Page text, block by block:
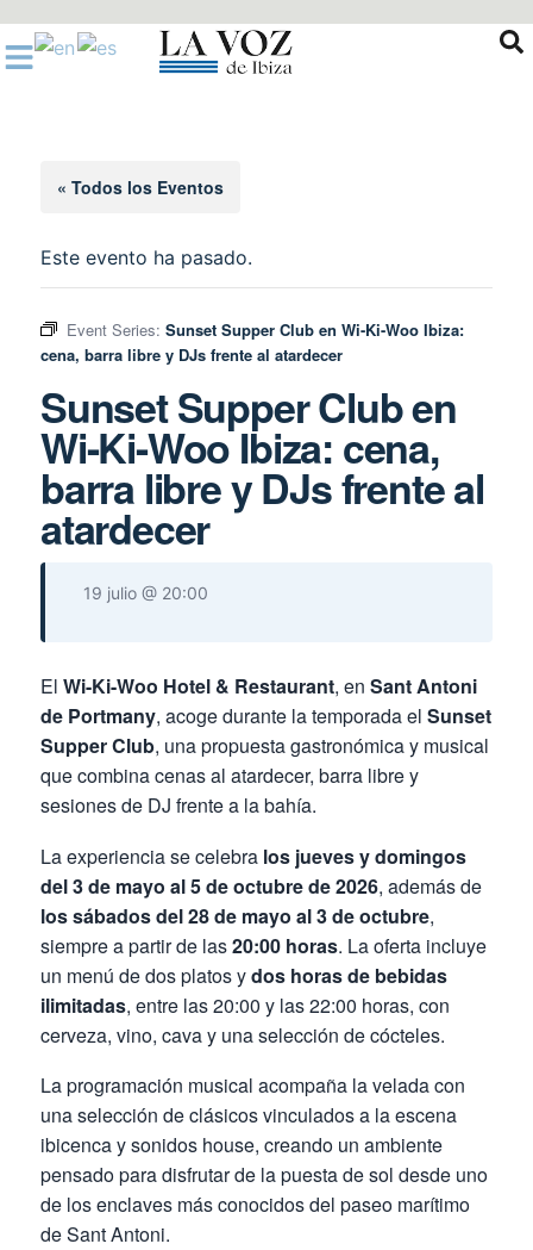
al
contenido
« Todos los Eventos
Este evento ha pasado.
Event Series: Sunset Supper Club en Wi-Ki-Woo Ibiza:
cena, barra libre y DJs frente al atardecer
Sunset Supper Club en
Wi-Ki-Woo Ibiza: cena,
barra libre y DJs frente al
atardecer
19 julio @ 20:00
El Wi-Ki-Woo Hotel & Restaurant, en Sant Antoni
de Portmany, acoge durante la temporada el Sunset
Supper Club, una propuesta gastronómica y musical
que combina cenas al atardecer, barra libre y
sesiones de DJ frente a la bahía.
La experiencia se celebra los jueves y domingos
del 3 de mayo al 5 de octubre de 2026, además de
los sábados del 28 de mayo al 3 de octubre,
siempre a partir de las20:00 horas. La oferta incluye
un menú de dos platos ydos horas de bebidas
ilimitadas, entre las 20:00 y las 22:00 horas, con
cerveza, vino, cava y una selección de cócteles.
La programación musical acompaña la velada con
una selección de clásicos vinculados a la escena
ibicenca y sonidos house, creando un ambiente
pensado para disfrutar de la puesta de sol desde uno
de los enclaves más conocidos del paseo marítimo
de Sant Antoni.